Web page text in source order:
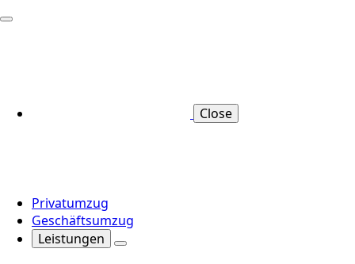
Close
Privatumzug
Geschäftsumzug
Leistungen